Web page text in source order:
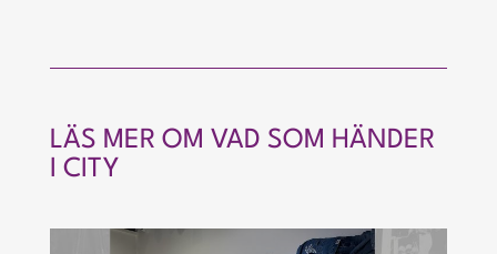
LÄS MER OM VAD SOM HÄNDER
I CITY